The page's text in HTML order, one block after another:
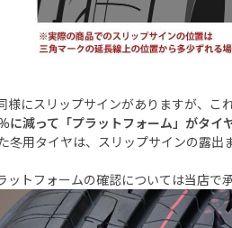
にスリップサインがありますが、こ
に減って「プラットフォーム」がタイ
冬用タイヤは、スリップサインの露出
トフォームの確認については当店で